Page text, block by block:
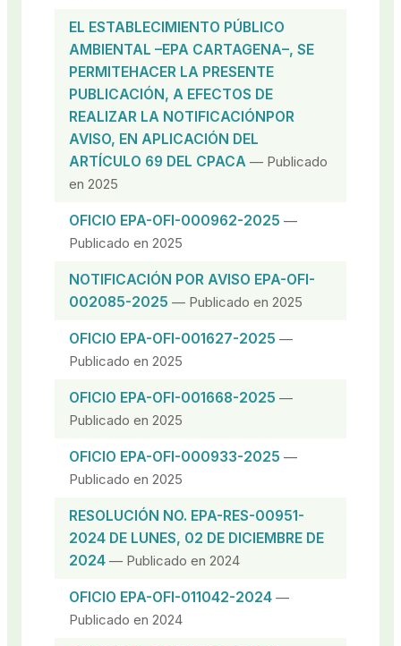
EL ESTABLECIMIENTO PÚBLICO
AMBIENTAL –EPA CARTAGENA–, SE
PERMITEHACER LA PRESENTE
PUBLICACIÓN, A EFECTOS DE
REALIZAR LA NOTIFICACIÓNPOR
AVISO, EN APLICACIÓN DEL
ARTÍCULO 69 DEL CPACA — Publicado
en 2025
OFICIO EPA-OFI-000962-2025 —
Publicado en 2025
NOTIFICACIÓN POR AVISO EPA-OFI-
002085-2025 — Publicado en 2025
OFICIO EPA-OFI-001627-2025 —
Publicado en 2025
OFICIO EPA-OFI-001668-2025 —
Publicado en 2025
OFICIO EPA-OFI-000933-2025 —
Publicado en 2025
RESOLUCIÓN NO. EPA-RES-00951-
2024 DE LUNES, 02 DE DICIEMBRE DE
2024 — Publicado en 2024
OFICIO EPA-OFI-011042-2024 —
Publicado en 2024